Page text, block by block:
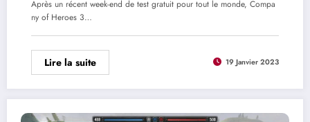
Après un récent week-end de test gratuit pour tout le monde, Compa
ny of Heroes 3…
Lire la suite 19 Janvier 2023